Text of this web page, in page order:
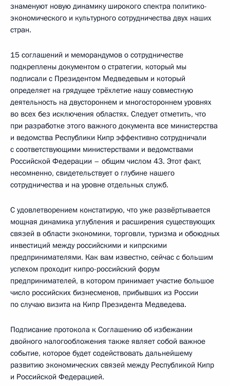
знаменуют новую динамику широкого спектра политико-
экономического и культурного сотрудничества двух наших
стран.
15 соглашений и меморандумов о сотрудничестве
подкреплены документом о стратегии, который мы
подписали с Президентом Медведевым и который
определяет на грядущее трёхлетие нашу совместную
деятельность на двустороннем и многостороннем уровнях
во всех без исключения областях. Следует отметить, что
при разработке этого важного документа все министерства
и ведомства Республики Кипр эффективно сотрудничали
с соответствующими министерствами и ведомствами
Российской Федерации – общим числом 43. Этот факт,
несомненно, свидетельствует о глубине нашего
сотрудничества и на уровне отдельных служб.
С удовлетворением констатирую, что уже развёртывается
мощная динамика углубления и расширения существующих
связей в области экономики, торговли, туризма и обоюдных
инвестиций между российскими и кипрскими
предпринимателями. Как вам известно, сейчас с большим
успехом проходит кипро-российский форум
предпринимателей, в котором принимает участие большое
число российских бизнесменов, прибывших из России
по случаю визита на Кипр Президента Медведева.
Подписание протокола к Соглашению об избежании
двойного налогообложения также являет собой важное
событие, которое будет содействовать дальнейшему
развитию экономических связей между Республикой Кипр
и Российской Федерацией.